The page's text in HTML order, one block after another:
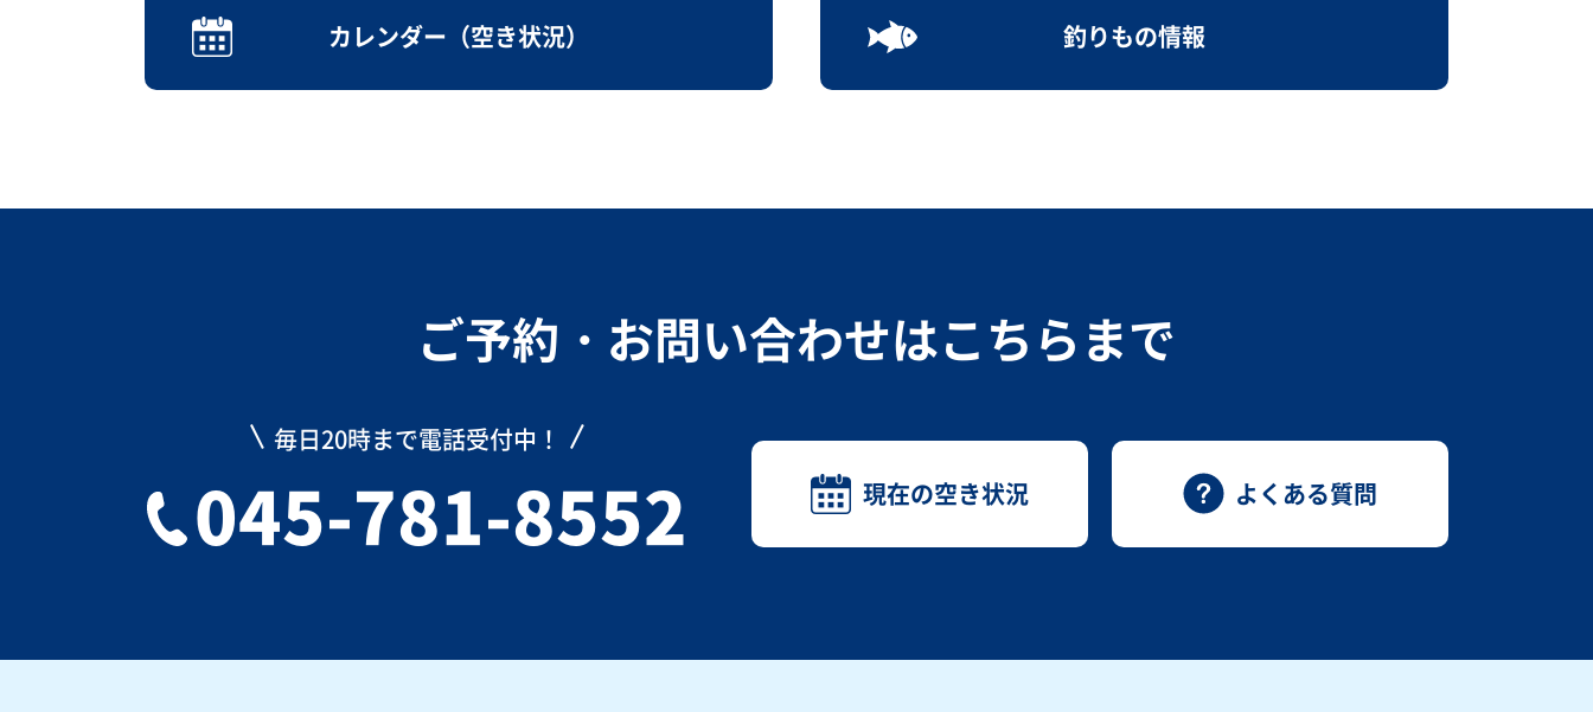
カレンダー（空き状況） 釣りもの情報
ご予約・お問い合わせはこちらまで
毎日20時まで電話受付中！
045-781-8552 現在の空き状況 よくある質問